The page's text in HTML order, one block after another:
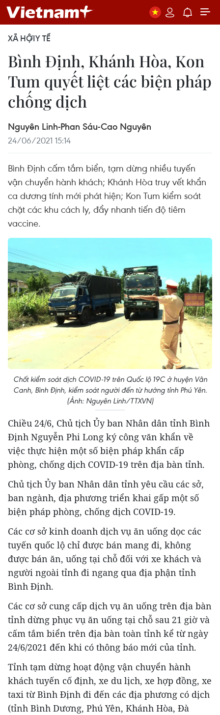
XÃ HỘIY TẾ
Bình Định, Khánh Hòa, Kon
Tum quyết liệt các biện pháp
chống dịch
Nguyên Linh-Phan Sáu-Cao Nguyên
24/06/2021 15:14
Bình Định cấm tắm biển, tạm dừng nhiều tuyến
vận chuyển hành khách; Khánh Hòa truy vết khẩn
ca dương tính mới phát hiện; Kon Tum kiểm soát
chặt các khu cách ly, đẩy nhanh tiến độ tiêm
vaccine.
Chốt kiểm soát dịch COVID-19 trên Quốc lộ 19C ở huyện Vân
Canh, Bình Định, kiểm soát người đến từ hướng tỉnh Phú Yên.
(Ảnh: Nguyên Linh/TTXVN)
Chiều 24/6, Chủ tịch Ủy ban Nhân dân tỉnh Bình
Định Nguyễn Phi Long ký công văn khẩn về
việc thực hiện một số biện pháp khẩn cấp
phòng, chống dịch COVID-19 trên địa bàn tỉnh.
Chủ tịch Ủy ban Nhân dân tỉnh yêu cầu các sở,
ban ngành, địa phương triển khai gấp một số
biện pháp phòng, chống dịch COVID-19.
Các cơ sở kinh doanh dịch vụ ăn uống dọc các
tuyến quốc lộ chỉ được bán mang đi, không
được bán ăn, uống tại chỗ đối với xe khách và
người ngoài tỉnh đi ngang qua địa phận tỉnh
Bình Định.
Các cơ sở cung cấp dịch vụ ăn uống trên địa bàn
tỉnh dừng phục vụ ăn uống tại chỗ sau 21 giờ và
cấm tắm biển trên địa bàn toàn tỉnh kể từ ngày
24/6/2021 đến khi có thông báo mới của tỉnh.
Tỉnh tạm dừng hoạt động vận chuyển hành
khách tuyến cố định, xe du lịch, xe hợp đồng, xe
taxi từ Bình Định đi đến các địa phương có dịch
(tỉnh Bình Dương, Phú Yên, Khánh Hòa, Đà